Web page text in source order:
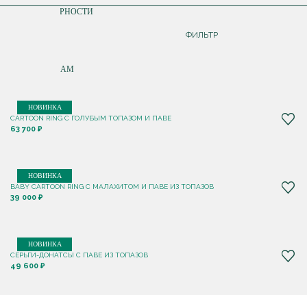
ПО ПОПУЛЯРНОСТИ
ПО НОВИНКАМ
ФИЛЬТР
НОВИНКА
CARTOON RING С ГОЛУБЫМ ТОПАЗОМ И ПАВЕ
63 700 ₽
НОВИНКА
BABY CARTOON RING С МАЛАХИТОМ И ПАВЕ ИЗ ТОПАЗОВ
39 000 ₽
НОВИНКА
СЕРЬГИ-ДОНАТСЫ С ПАВЕ ИЗ ТОПАЗОВ
49 600 ₽